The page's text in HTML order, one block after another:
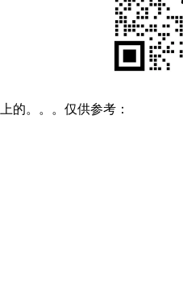
的。。。仅供参考：